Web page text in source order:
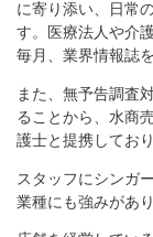
に寄り添い、日常
す。医療法人や介
毎月、業界情報誌
また、無予告調査
ることから、水商
護士と提携してお
スタッフにシンガ
業種にも強みがあ